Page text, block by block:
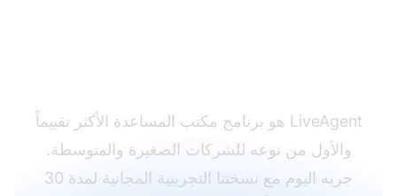
LiveAgent هو برنامج مكتب المساعدة الأكثر تقييماً
والأول من نوعه للشركات الصغيرة والمتوسطة.
جربه اليوم مع نسختنا التجريبية المجانية لمدة 30